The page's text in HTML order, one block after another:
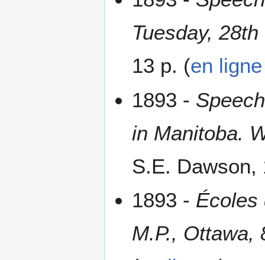
Tuesday,
13 p. (en ligne
1893 -
in Manitoba.
S.E. Dawson,
1893 - Écoles
M.P., Ottawa,